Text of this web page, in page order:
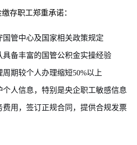
存职工郑重承诺：
管中心及国家相关政策规定
备丰富的国管公积金实操经验
期较个人办理缩短50%以上
人信息，特别是央企职工敏感信息
费用，签订正规合同，提供合规发票